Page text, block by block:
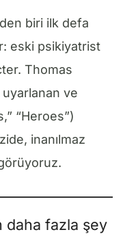
biri ilk defa
eski psikiyatrist
Thomas
uyarlanan ve
“Heroes”)
inanılmaz
daha fazla şey